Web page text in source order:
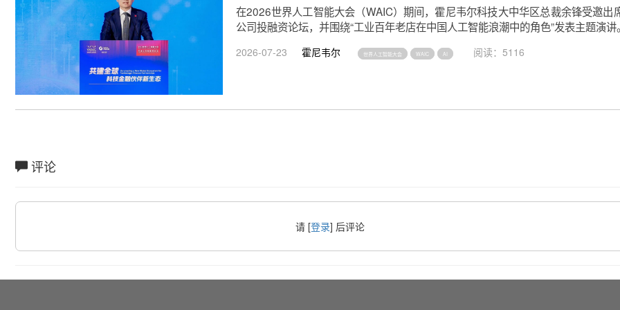
在2026世界人工智能大会（WAIC）期间，霍尼韦尔科技大中华区总裁余锋受邀出
公司投融资论坛，并围绕“工业百年老店在中国人工智能浪潮中的角色”发表主题演讲。
2026-07-23 霍尼韦尔 世界人工智能大会 WAIC AI 阅读：5116
评论
请 [登录] 后评论